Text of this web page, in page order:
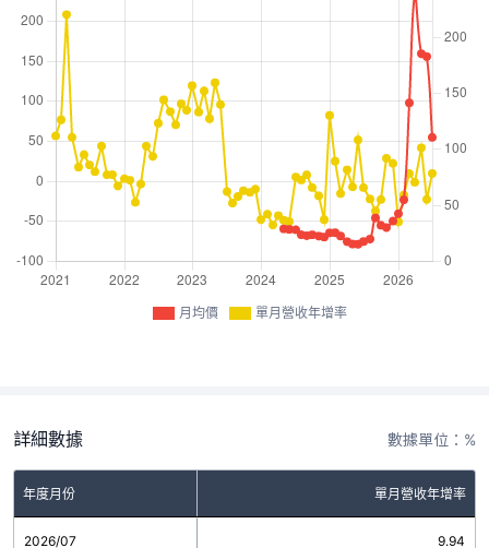
月均價 單月營收年增率
詳細數據 數據單位：%
年度月份 單月營收年增率
2026/07 9.94